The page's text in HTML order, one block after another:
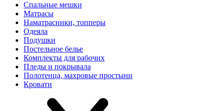
Спальные мешки
Матрасы
Наматрасники, топперы
Одеяла
Подушки
Постельное белье
Комплекты для рабочих
Пледы и покрывала
Полотенца, махровые простыни
Кровати